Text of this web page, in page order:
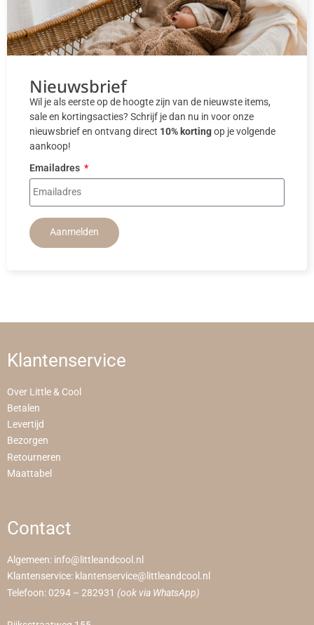
Nieuwsbrief
Wil je als eerste op de hoogte zijn van de nieuwste items,
sale en kortingsacties? Schrijf je dan nu in voor onze
nieuwsbrief en ontvang direct 10% kortingop je volgende
aankoop!
Emailadres
Aanmelden
Klantenservice
Over Little & Cool
Betalen
Levertijd
Bezorgen
Retourneren
Maattabel
Contact
Algemeen: info@littleandcool.nl
Klantenservice: klantenservice@littleandcool.nl
Telefoon: 0294 – 282931 (ook via WhatsApp)